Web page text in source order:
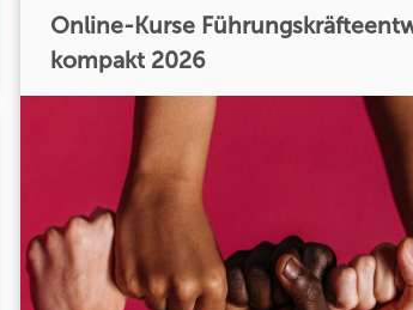
Online-Kurse
kompakt 2026